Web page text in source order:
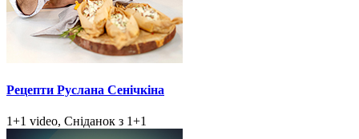
Рецепти Руслана Сенічкіна
1+1 video, Сніданок з 1+1